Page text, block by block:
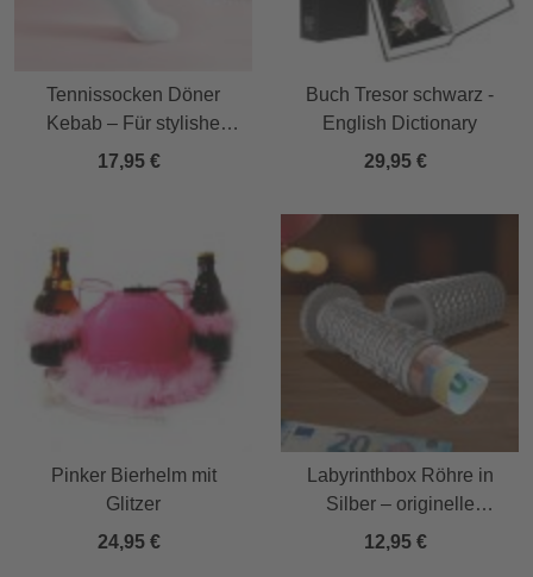
Tennissocken Döner
Kebab – Für stylishe
Fast-Food-Fans
17,95 €
Buch Tresor schwarz -
English Dictionary
29,95 €
Pinker Bierhelm mit
Glitzer
24,95 €
Labyrinthbox Röhre in
Silber – originelle
Geschenkverpackung
12,95 €